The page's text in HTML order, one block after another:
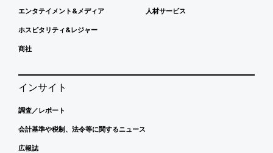
エンタテイメント&メディア
ホスピタリティ&レジャー
商社
人材サービス
インサイト
調査／レポート
会計基準や税制、法令等に関するニュース
広報誌